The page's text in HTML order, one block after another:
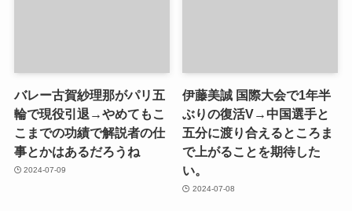
バレー古賀紗理那がパリ五
輪で現役引退→やめてもこ
こまでの功績で解説者の仕
事とかはあるだろうね
2024-07-09
伊藤美誠 国際大会で1年半
ぶりの復活V→中国選手と
五分に渡り合えるところま
で上がることを期待した
い。
2024-07-08